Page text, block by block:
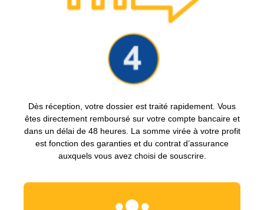
Dès réception, votre dossier est traité rapidement. Vous
êtes directement remboursé sur votre compte bancaire et
dans un délai de 48 heures. La somme virée à votre profit
est fonction des garanties et du contrat d’assurance
auxquels vous avez choisi de souscrire.